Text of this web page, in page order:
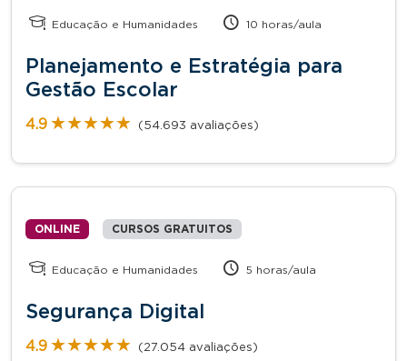
Educação e Humanidades 10 horas/aula
Planejamento e Estratégia para
Gestão Escolar
4.9 ★★★★★
★★★★★ (54.693 avaliações)
ONLINE CURSOS GRATUITOS
Educação e Humanidades 5 horas/aula
Segurança Digital
4.9 ★★★★★
★★★★★ (27.054 avaliações)